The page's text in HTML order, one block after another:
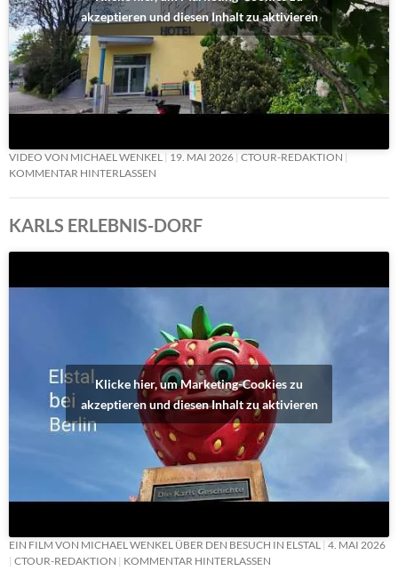
akzeptieren und diesen Inhalt zu aktivieren
VIDEO VON MICHAEL WENKEL 19. MAI 2026 CTOUR-REDAKTION
KOMMENTAR HINTERLASSEN
KARLS ERLEBNIS-DORF
Klicke hier, um Marketing-Cookies zu
akzeptieren und diesen Inhalt zu aktivieren
EIN FILM VON MICHAEL WENKEL ÜBER DEN BESUCH IN ELSTAL
4. MAI 2026
CTOUR-REDAKTION
KOMMENTAR HINTERLASSEN